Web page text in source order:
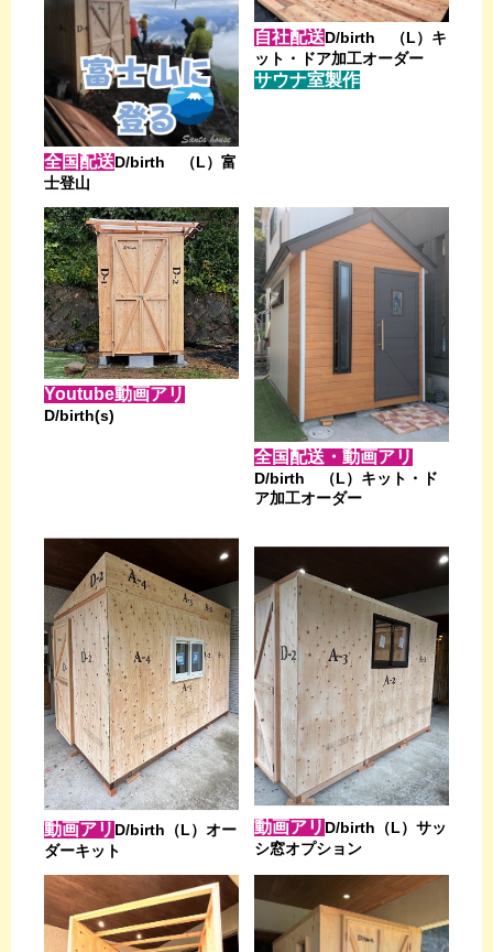
全国配送D/birth （L）富
士登山
自社配送D/birth （L）キ
ット・ドア加工オーダー
サウナ室製作
Youtube動画アリ
D/birth(s)
全国配送・動画アリ
D/birth （L）キット・ド
ア加工オーダー
動画アリ D/birth（L）オー
ダーキット
動画アリ D/birth（L）サッ
シ窓オプション